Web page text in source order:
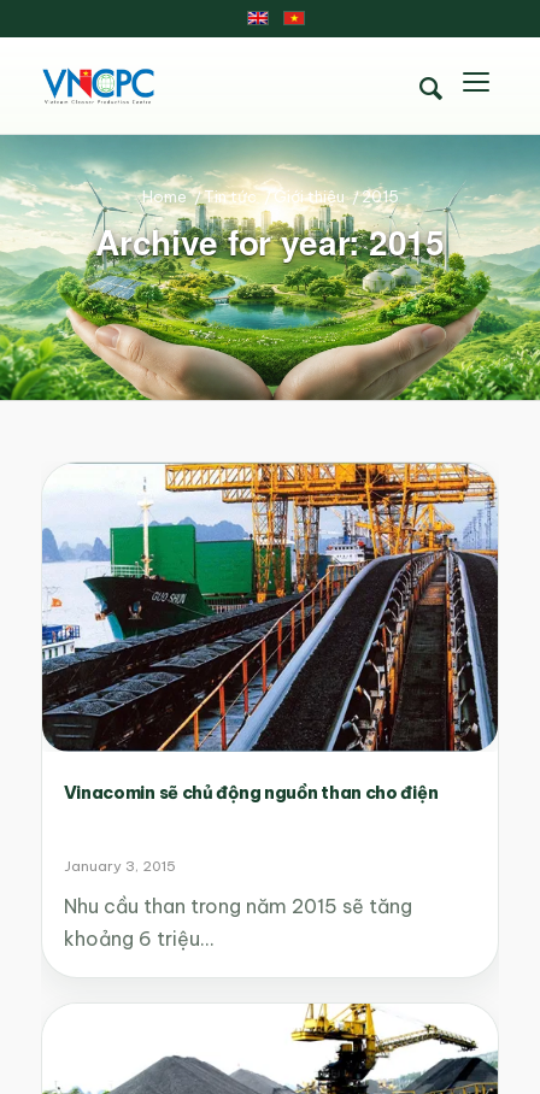
Archive for year: 2015
Home /Tin tức /Giới thiệu /2015
Vinacomin sẽ chủ động nguồn than cho điện
January 3, 2015
Nhu cầu than trong năm 2015 sẽ tăng
khoảng 6 triệu…